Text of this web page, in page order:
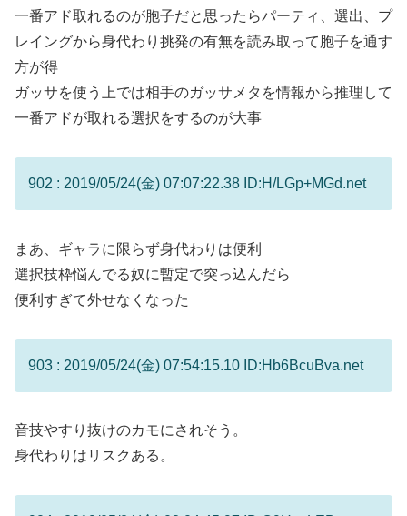
一番アド取れるのが胞子だと思ったらパーティ、選出、プ
レイングから身代わり挑発の有無を読み取って胞子を通す
方が得
ガッサを使う上では相手のガッサメタを情報から推理して
一番アドが取れる選択をするのが大事
902 : 2019/05/24(金) 07:07:22.38 ID:H/LGp+MGd.net
まあ、ギャラに限らず身代わりは便利
選択技枠悩んでる奴に暫定で突っ込んだら
便利すぎて外せなくなった
903 : 2019/05/24(金) 07:54:15.10 ID:Hb6BcuBva.net
音技やすり抜けのカモにされそう。
身代わりはリスクある。